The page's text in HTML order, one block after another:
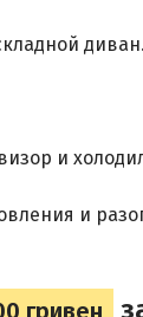
диван.
и
и
гривен